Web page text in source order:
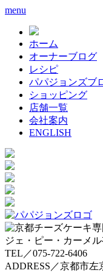
menu
ホーム
オーナーブログ
レシピ
パパジョンズブ
ショッピング
店舗一覧
会社案内
ENGLISH
ジェ・ピー・カーメ
TEL／075-722-6406
ADDRESS／京都市左